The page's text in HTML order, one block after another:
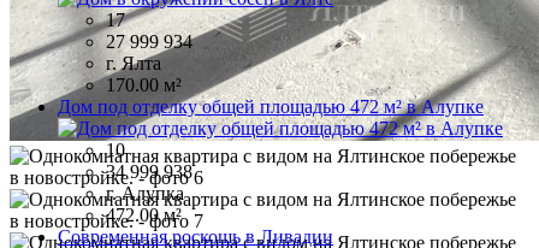
17
27 999 934
г. Ялта
170.00 м²
Дом под отделку общей площадью 472 м² в Алупке
10
34 999 938
г. Алупка
472.00 м²
Современная роскошь в Ливадии